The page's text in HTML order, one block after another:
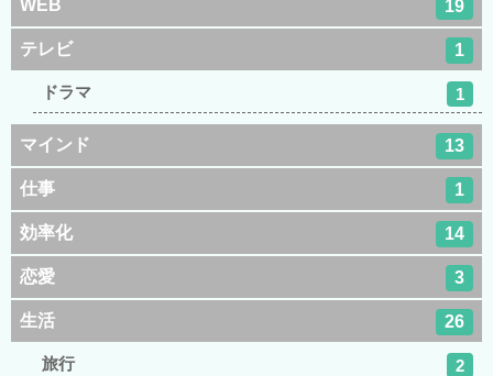
WEB 19
テレビ 1
ドラマ 1
マインド 13
仕事 1
効率化 14
恋愛 3
生活 26
旅行 2